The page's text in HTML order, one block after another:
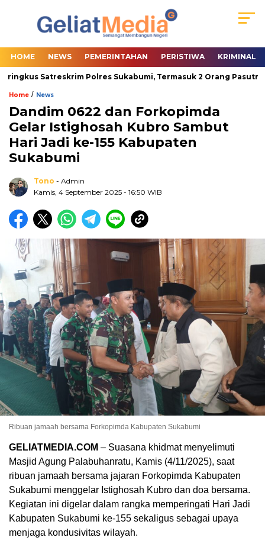
HOME NEWS PEMERINTAHAN PERISTIWA KRIMINAL
Satreskrim Polres Sukabumi, Termasuk 2 Orang Pasutri
Home / News
Dandim 0622 dan Forkopimda
Gelar Istighosah Kubro Sambut
Hari Jadi ke-155 Kabupaten
Sukabumi
Tono - Admin
Kamis, 4 September 2025 - 16:50 WIB
Ribuan jamaah bersama Forkopimda Kabupaten Sukabumi
GELIATMEDIA.COM – Suasana khidmat menyelimuti
Masjid Agung Palabuhanratu, Kamis (4/11/2025), saat
ribuan jamaah bersama jajaran Forkopimda Kabupaten
Sukabumi menggelar Istighosah Kubro dan doa bersama.
Kegiatan ini digelar dalam rangka memperingati Hari Jadi
Kabupaten Sukabumi ke-155 sekaligus sebagai upaya
menjaga kondusivitas wilayah.